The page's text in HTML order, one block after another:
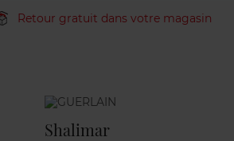
Retour gratuit dans votre magasin
Marque
Shalimar